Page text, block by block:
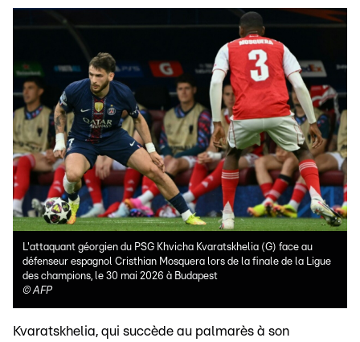
L'attaquant géorgien du PSG Khvicha Kvaratskhelia (G) face au
défenseur espagnol Cristhian Mosquera lors de la finale de la Ligue
des champions, le 30 mai 2026 à Budapest
©AFP
Kvaratskhelia, qui succède au palmarès à son